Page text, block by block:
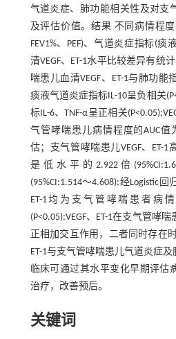
气道炎症、肺功能相关性及对支
及评估价值。结果 不同病情程度
FEV1%、PEF)、气道炎症指标(痰
清VEGF、ET-1水平比较差异有统
喘患儿血清VEGF、ET-1与肺功能
痰液气道炎症指标IL-10呈负相关
标IL-6、TNF-α呈正相关
气管哮喘患儿病情程度的AUC值
估；支气管哮喘患儿VEGF、ET-
是低水平的2.922倍
(95%CI:1.514～4.608);经Logistic回
ET-1均为支气管哮喘患者病
(P<0.05);VEGF、ET-1在支气管哮
正相加交互作用，二者同时存在时
ET-1与支气管哮喘患儿气道炎症及
临床可通过其水平变化早期评估
治疗，改善预后。
关键词